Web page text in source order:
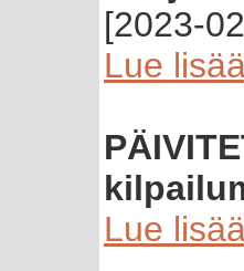
[2023-
Lue
Lue